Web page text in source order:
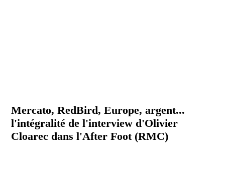
Mercato, RedBird, Europe, argent...
l'intégralité de l'interview d'Olivier
Cloarec dans l'After Foot (RMC)